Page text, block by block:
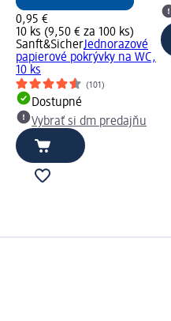
0,95 €
10 ks (9,50 € za 100 ks)
Sanft&SicherJednorazové
papierové pokrývky na WC,
10 ks
(101)
Dostupné
Vybrať si dm predajňu